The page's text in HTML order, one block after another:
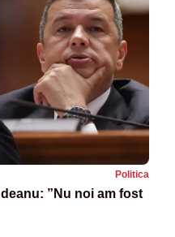
Politica
”Nu noi am fost